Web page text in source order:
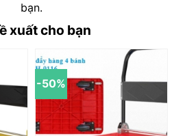
bạn.
xuất cho bạn
-50%